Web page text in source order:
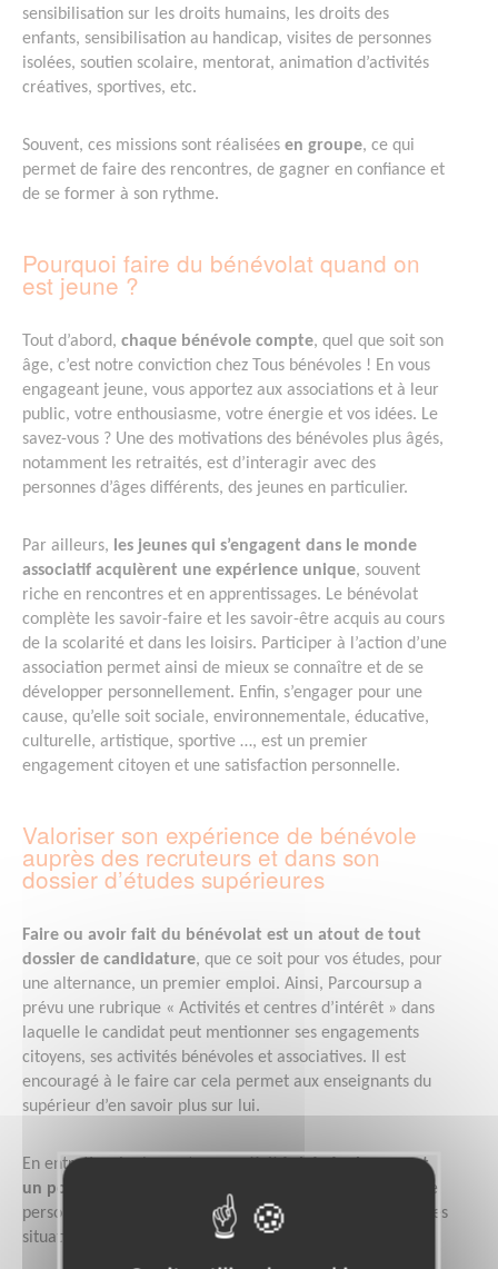
sensibilisation sur les droits humains, les droits des
enfants, sensibilisation au handicap, visites de personnes
isolées, soutien scolaire, mentorat, animation d’activités
créatives, sportives, etc.
Souvent, ces missions sont réalisées en groupe, ce qui
permet de faire des rencontres, de gagner en confiance et
de se former à son rythme.
Pourquoi faire du bénévolat quand on
est jeune ?
Tout d’abord, chaque bénévole compte, quel que soit son
âge, c’est notre conviction chez Tous bénévoles ! En vous
engageant jeune, vous apportez aux associations et à leur
public, votre enthousiasme, votre énergie et vos idées. Le
savez-vous ? Une des motivations des bénévoles plus âgés,
notamment les retraités, est d’interagir avec des
personnes d’âges différents, des jeunes en particulier.
Par ailleurs, les jeunes qui s’engagent dans le monde
associatif acquièrent une expérience unique, souvent
riche en rencontres et en apprentissages. Le bénévolat
complète les savoir-faire et les savoir-être acquis au cours
de la scolarité et dans les loisirs. Participer à l’action d’une
association permet ainsi de mieux se connaître et de se
développer personnellement. Enfin, s’engager pour une
cause, qu’elle soit sociale, environnementale, éducative,
culturelle, artistique, sportive …, est un premier
engagement citoyen et une satisfaction personnelle.
Valoriser son expérience de bénévole
auprès des recruteurs et dans son
dossier d’études supérieures
Faire ou avoir fait du bénévolat est un atout de tout
dossier de candidature, que ce soit pour vos études, pour
une alternance, un premier emploi. Ainsi, Parcoursup a
prévu une rubrique « Activités et centres d’intérêt » dans
laquelle le candidat peut mentionner ses engagements
citoyens, ses activités bénévoles et associatives. Il est
encouragé à le faire car cela permet aux enseignants du
supérieur d’en savoir plus sur lui.
En entretien également,
vos activités bénévoles seront
un point fort
car elles vous permettront de décrire votre
personnalité, vos valeurs, votre motivation, en utilisant des
situations concrètes vécues.